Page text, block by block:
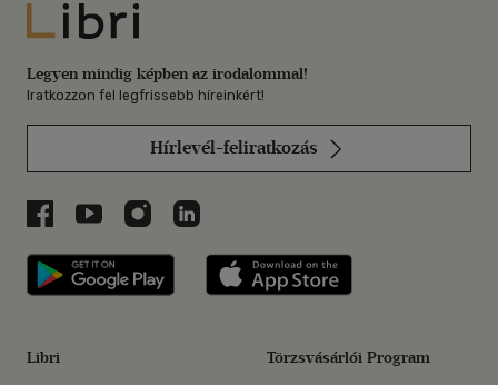
Libri
Legyen mindig képben az irodalommal!
Iratkozzon fel legfrissebb híreinkért!
Hírlevél-feliratkozás
Libri a Facebookon
Libri a Youtube-on
Libri az Instagramon
Libri a LinkedInen
Libri applikáció Szerezd meg: Google
Libri Törzsvásárlói Program